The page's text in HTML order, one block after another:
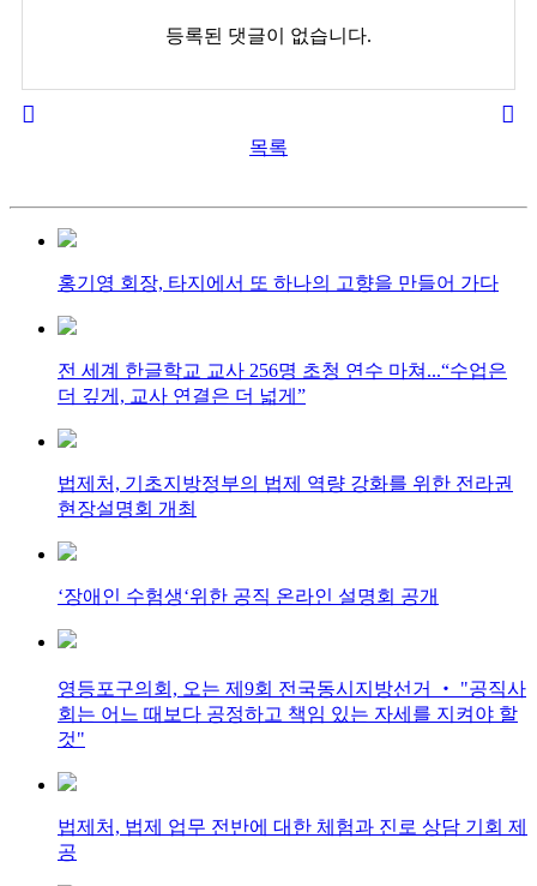
등록된 댓글이 없습니다.
목록
홍기영 회장, 타지에서 또 하나의 고향을 만들어 가다
전 세계 한글학교 교사 256명 초청 연수 마쳐...“수업은
더 깊게, 교사 연결은 더 넓게”
법제처, 기초지방정부의 법제 역량 강화를 위한 전라권
현장설명회 개최
‘장애인 수험생‘위한 공직 온라인 설명회 공개
영등포구의회, 오는 제9회 전국동시지방선거 ‧ "공직사
회는 어느 때보다 공정하고 책임 있는 자세를 지켜야 할
것"
법제처, 법제 업무 전반에 대한 체험과 진로 상담 기회 제
공